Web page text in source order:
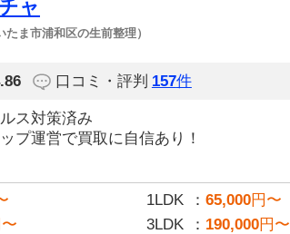
ャ
たま市浦和区の生前整理）
口コミ・評判 157件
ス対策済み
プ運営で買取に自信あり！
1LDK 65,000円〜
3LDK 190,000円〜